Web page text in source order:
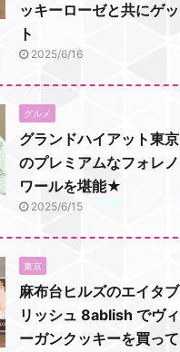
ッキーローゼと共にゲッ
ト
2025/6/16
グルメ
グランドハイアット東京
のプレミアムなフォレノ
ワールを堪能★
2025/6/15
東京
麻布台ヒルズのエイタブ
リッシュ 8ablish でヴィ
ーガンクッキーを買って